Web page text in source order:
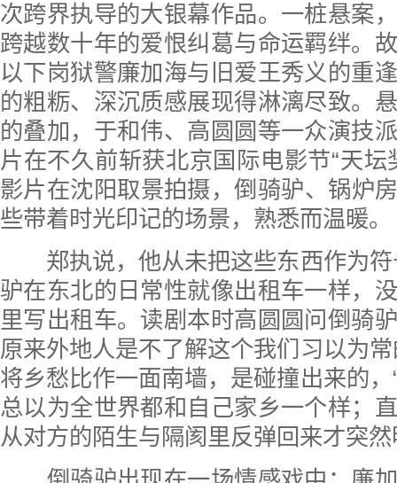
次跨界执导的大银幕作品。一桩悬案
跨越数十年的爱恨纠葛与命运羁绊。
以下岗狱警廉加海与旧爱王秀义的重
的粗粝、深沉质感展现得淋漓尽致。
的叠加，于和伟、高圆圆等一众演技
片在不久前斩获北京国际电影节“天坛
影片在沈阳取景拍摄，倒骑驴、锅
些带着时光印记的场景，熟悉而温暖。
郑执说，他从未把这些东西作为符
驴在东北的日常性就像出租车一样，
里写出租车。读剧本时高圆圆问倒骑
原来外地人是不了解这个我们习以为
将乡愁比作一面南墙，是碰撞出来的
总以为全世界都和自己家乡一个样；
从对方的陌生与隔阂里反弹回来才突